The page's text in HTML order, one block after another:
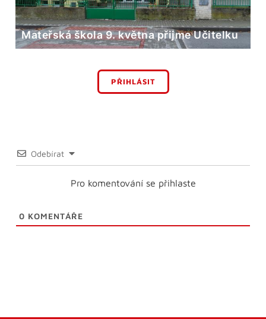
Mateřská škola 9. května přijme Učitelku
PŘIHLÁSIT
Odebírat
Pro komentování se přihlaste
0 KOMENTÁŘE